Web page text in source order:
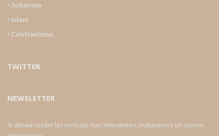
Judaismo
Islam
Cristianismo
TWITTER
NEWSLETTER
Si desea recibir las noticias mas relevantes, indiquenos un correo